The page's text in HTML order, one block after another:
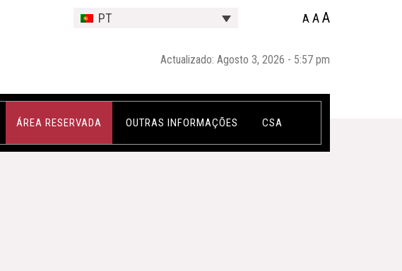
PT A AA
Actualizado: Agosto 3, 2026 - 5:57 pm
ÁREA RESERVADA OUTRAS INFORMAÇÕES CSA